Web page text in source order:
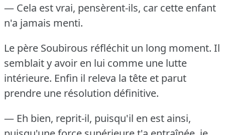
— Cela est vrai, pensèrent-ils, car cette enfant
n'a jamais menti.
Le père Soubirous réfléchit un long moment. Il
semblait y avoir en lui comme une lutte
intérieure. Enfin il releva la tête et parut
prendre une résolution définitive.
— Eh bien, reprit-il, puisqu'il en est ainsi,